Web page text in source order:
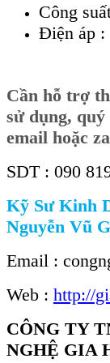
Công
Điện áp :
Cần hỗ trợ
sử dụng, quý
email hoặc
SDT : 090
Kỹ Sư Kinh
Nguyễn Vũ
Email :
Web : http://
CÔNG TY
NGHỆ GIA